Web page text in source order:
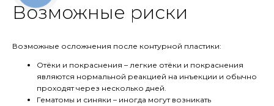
Возможные риски
Возможные осложнения после контурной пластики:
Отёки и покраснения – легкие отёки и покраснения
являются нормальной реакцией на инъекции и обычно
проходят через несколько дней.
Гематомы и синяки – иногда могут возникать